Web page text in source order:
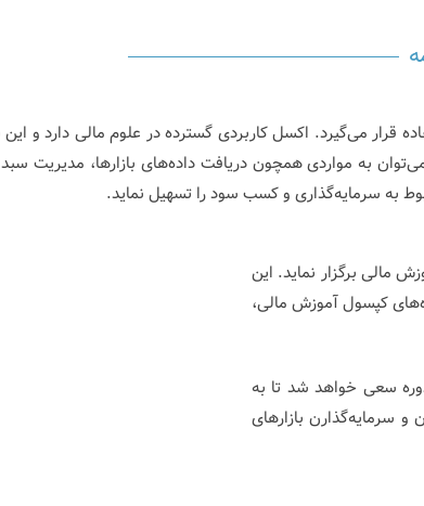
می‌گیرد. اکسل کاربردی گسترده در علوم مالی دارد و این
به مواردی همچون دریافت داده‌های بازارها، مدیریت
به سرمایه‌گذاری و کسب سود را تسهیل نماید.
مالی برگزار نماید. این
کپسول آموزش مالی،
سعی خواهد شد تا به
سرمایه‌گذارن بازارهای